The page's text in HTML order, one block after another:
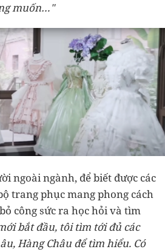
muốn…"
ngoài ngành, để biết được các
trang phục mang phong cách
công sức ra học hỏi và tìm
bắt đầu, tôi tìm tới đủ các
Hàng Châu để tìm hiểu. Có